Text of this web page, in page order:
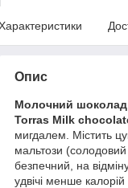
Опис
Молочний шоколад
Torras Milk
мигдалем. Містить
мальтози
безпечний, на
удвічі менше калорій